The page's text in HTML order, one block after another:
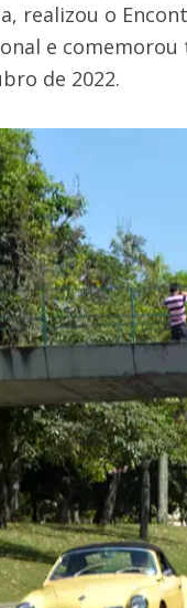
realizou o
e comemorou
de 2022.